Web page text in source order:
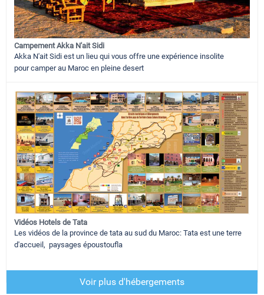
Campement Akka N'ait Sidi
Akka N'ait Sidi est un lieu qui vous offre une expérience insolite
pour camper au Maroc en pleine desert
Vidéos Hotels de Tata
Les vidéos de la province de tata au sud du Maroc: Tata est une terre
d'accueil, paysages époustoufla
Voir plus d'hébergements